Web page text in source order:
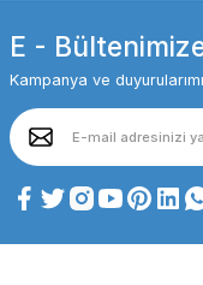
E -
Kampanya ve